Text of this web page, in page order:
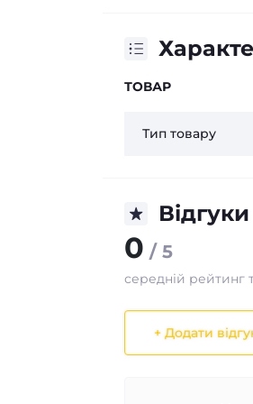
ТОВАР
Тип товару
Відгуки
0 / 5
середній рейтинг
+ Додати